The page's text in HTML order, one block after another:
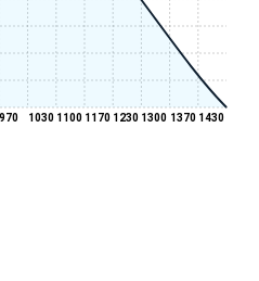
970 1030 1100 1170 1230 1300 1370 1430